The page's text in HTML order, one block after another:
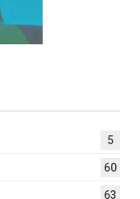
5
60
63